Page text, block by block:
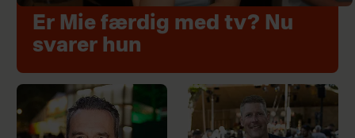
Er Mie færdig med tv? Nu
svarer hun